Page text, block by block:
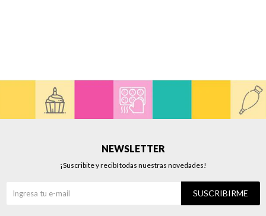
NEWSLETTER
¡Suscribite y recibí todas nuestras novedades!
SUSCRIBIRME